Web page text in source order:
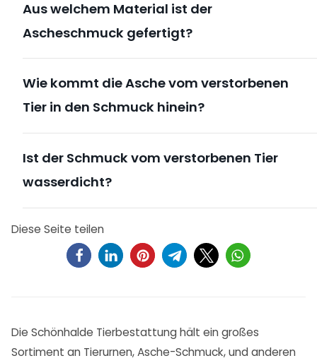
Aus welchem Material ist der
Ascheschmuck gefertigt?
Wie kommt die Asche vom verstorbenen
Tier in den Schmuck hinein?
Ist der Schmuck vom verstorbenen Tier
wasserdicht?
Diese Seite teilen
Die Schönhalde Tierbestattung hält ein großes
Sortiment an Tierurnen, Asche-Schmuck, und anderen